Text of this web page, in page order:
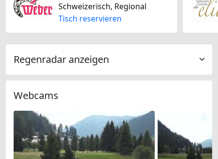
Schweizerisch, Regional
Tisch reservieren
Regenradar anzeigen
Webcams